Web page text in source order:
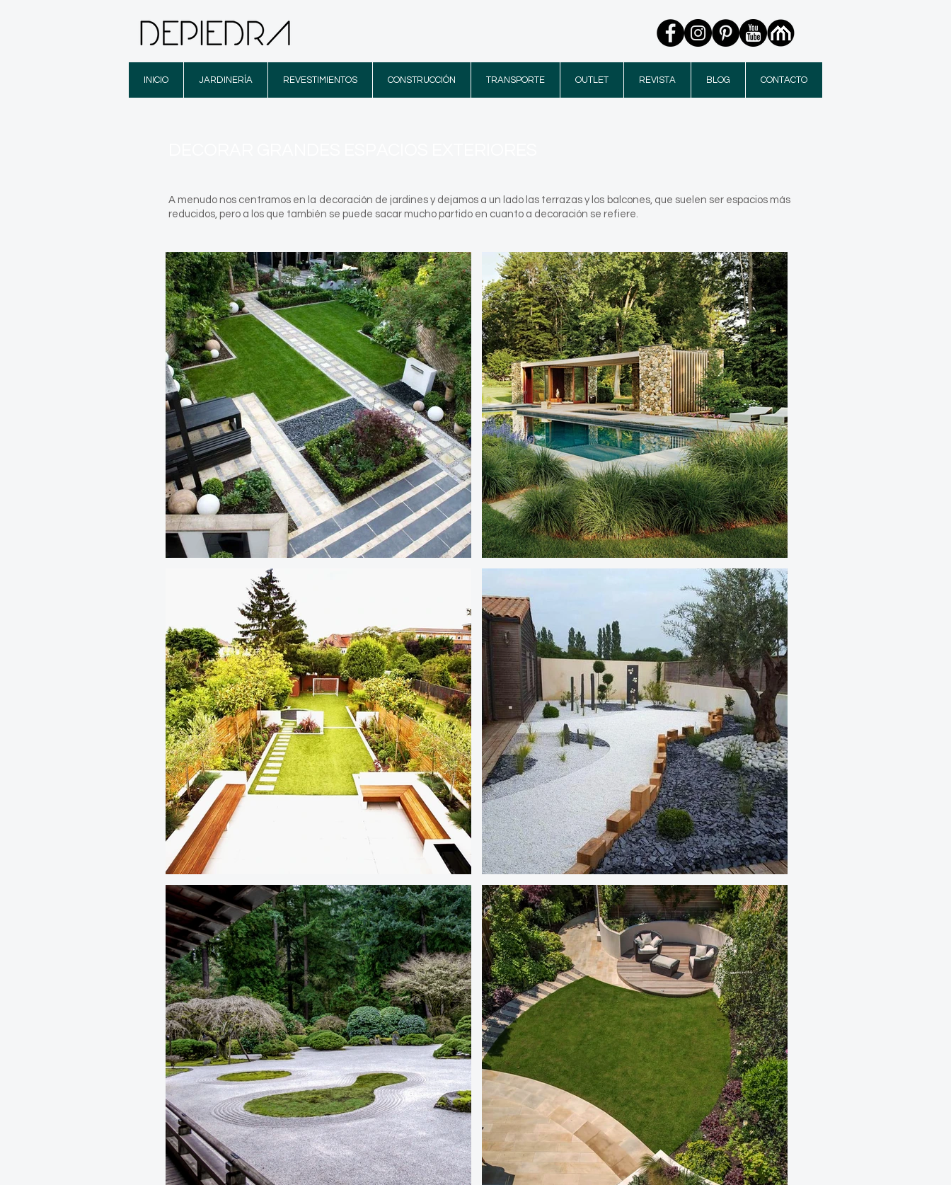
INICIO JARDINERÍA REVESTIMIENTOS CONSTRUCCIÓN TRANSPORTE OUTLET REVISTA BLOG CONTACTO
A menudo nos centramos en la decoración de jardines y dejamos a un lado las terrazas y los balcones, que suelen ser espacios más
reducidos, pero a los que también se puede sacar mucho partido en cuanto a decoración se refiere.